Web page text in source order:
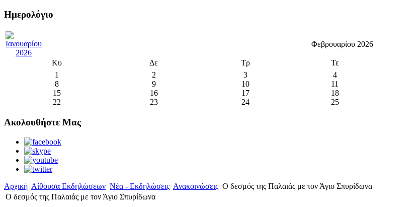
Ημερολόγιο
Φεβρουαρίου 2026
Κυ Δε Τρ Τε
1
2 3 4
8
9 10 11
15
16 17 18
22
23 24 25
Ακολουθήστε Μας
Αρχική Αίθουσα Εκδηλώσεων Νέα - Εκδηλώσεις Ανακοινώσεις Ο δεσμός της Παλαιάς με τον Άγιο Σπυρίδωνα
Ο δεσμός της Παλαιάς με τον Άγιο Σπυρίδωνα